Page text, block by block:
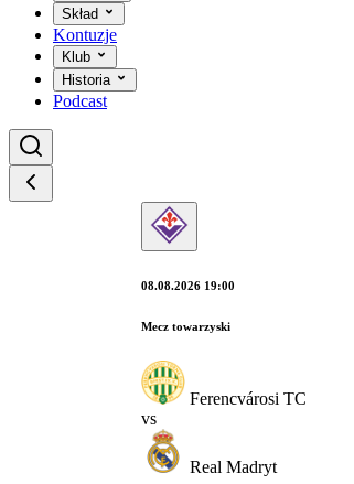
Skład
Kontuzje
Klub
Historia
Podcast
08.08.2026 19:00
Mecz towarzyski
Ferencvárosi TC
vs
Real Madryt